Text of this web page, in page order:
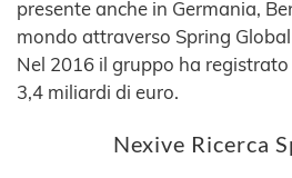
presente anche in Germania,
mondo attraverso Spring
Nel 2016 il gruppo ha
3,4 miliardi di euro.
Nexive Ricerca